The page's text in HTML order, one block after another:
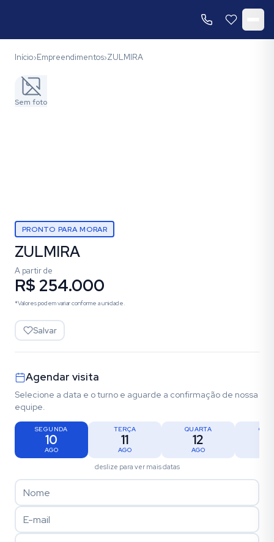
Início›Empreendimentos›ZULMIRA
Sem foto
PRONTO PARA MORAR
ZULMIRA
A partir de
R$ 254.000
*Valores podem variar conforme a unidade.
Salvar
Agendar visita
Selecione a data e o turno e aguarde a confirmação de nossa
equipe.
SEGUNDA
10
AGO
TERÇA
11
AGO
QUARTA
12
AGO
deslize para ver mais datas